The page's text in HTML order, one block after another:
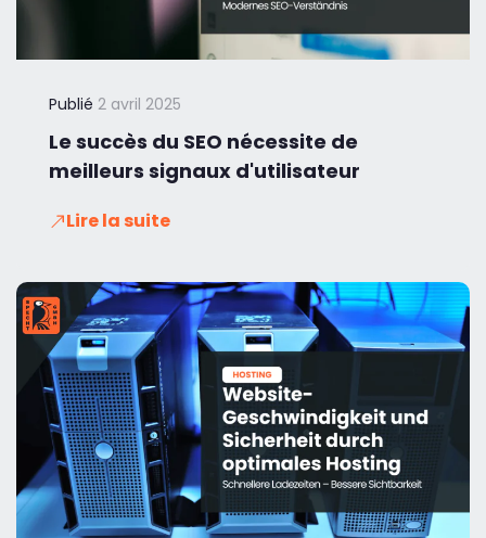
Publié 2 avril 2025
Le succès du SEO nécessite de
meilleurs signaux d'utilisateur
Lire la suite